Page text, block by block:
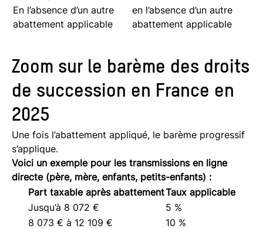
En l’absence d’un autre
abattement applicable
en l’absence d’un autre
abattement applicable
Zoom sur le barème des droits
de succession en France en
2025
Une fois l’abattement appliqué, le barème progressif
s’applique.
Voici un exemple pour les transmissions en ligne
directe (père, mère, enfants, petits-enfants) :
Part taxable après abattementTaux applicable
Jusqu’à 8 072 €
5 %
8 073 € à 12 109 €
10 %